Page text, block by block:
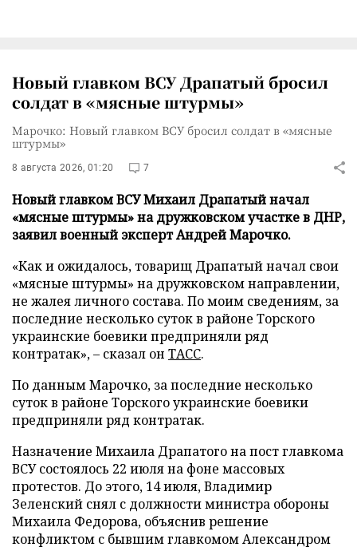
Новый главком ВСУ Драпатый бросил
солдат в «мясные штурмы»
Марочко: Новый главком ВСУ бросил солдат в «мясные
штурмы»
8 августа 2026, 01:20 7
Новый главком ВСУ Михаил Драпатый начал
«мясные штурмы» на дружковском участке в ДНР,
заявил военный эксперт Андрей Марочко.
«Как и ожидалось, товарищ Драпатый начал свои
«мясные штурмы» на дружковском направлении,
не жалея личного состава. По моим сведениям, за
последние несколько суток в районе Торского
украинские боевики предприняли ряд
контратак», – сказал он ТАСС.
По данным Марочко, за последние несколько
суток в районе Торского украинские боевики
предприняли ряд контратак.
Назначение Михаила Драпатого на пост главкома
ВСУ состоялось 22 июля на фоне массовых
протестов. До этого, 14 июля, Владимир
Зеленский снял с должности министра обороны
Михаила Федорова, объяснив решение
конфликтом с бывшим главкомом Александром